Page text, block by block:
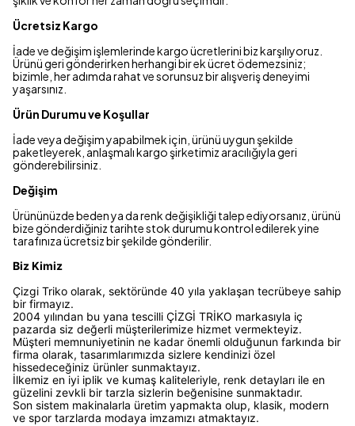
Ücretsiz Kargo
İade ve değişim işlemlerinde kargo ücretlerini biz karşılıyoruz.
Ürünü geri gönderirken herhangi bir ek ücret ödemezsiniz;
bizimle, her adımda rahat ve sorunsuz bir alışveriş deneyimi
yaşarsınız.
Ürün Durumu ve Koşullar
İade veya değişim yapabilmek için, ürünü uygun şekilde
paketleyerek, anlaşmalı kargo şirketimiz aracılığıyla geri
gönderebilirsiniz.
Değişim
Ürününüzde beden ya da renk değişikliği talep ediyorsanız, ürünü
bize gönderdiğiniz tarihte stok durumu kontrol edilerek yine
tarafınıza ücretsiz bir şekilde gönderilir.
Biz Kimiz
Çizgi Triko olarak, sektöründe 40 yıla yaklaşan tecrübeye sahip
bir firmayız.
2004 yılından bu yana tescilli ÇİZGİ TRİKO markasıyla iç
pazarda siz değerli müşterilerimize hizmet vermekteyiz.
Müşteri memnuniyetinin ne kadar önemli olduğunun farkında bir
firma olarak, tasarımlarımızda sizlere kendinizi özel
hissedeceğiniz ürünler sunmaktayız.
İlkemiz en iyi iplik ve kumaş kaliteleriyle, renk detayları ile en
güzelini zevkli bir tarzla sizlerin beğenisine sunmaktadır.
Son sistem makinalarla üretim yapmakta olup, klasik, modern
ve spor tarzlarda modaya imzamızı atmaktayız.